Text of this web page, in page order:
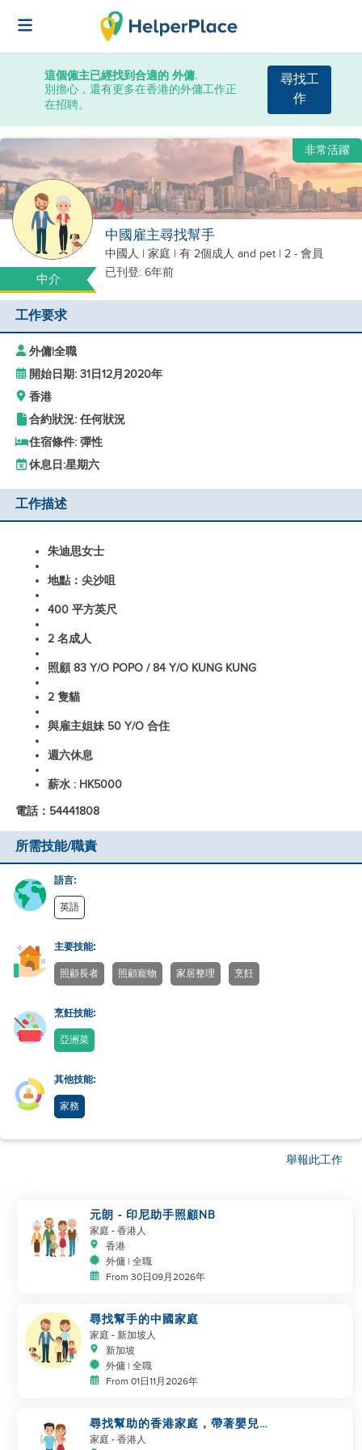
這個僱主已經找到合適的 外傭.
別擔心，還有更多在香港的外傭工作正
在招聘。
尋找工
作
中介
非常活躍
中國雇主尋找幫手
中國人 | 家庭 | 有 2個成人 and pet | 2 - 會員
已刊登: 6年前
工作要求
外傭|全職
開始日期: 31日12月2020年
香港
合約狀況: 任何狀況
住宿條件: 彈性
休息日:星期六
工作描述
朱迪思女士
地點：尖沙咀
400 平方英尺
2 名成人
照顧 83 Y/O POPO / 84 Y/O KUNG KUNG
2 隻貓
與雇主姐妹 50 Y/O 合住
週六休息
薪水 : HK5000
電話：54441808
所需技能/職責
語言:
英語
主要技能:
照顧長者 照顧寵物 家居整理 烹飪
烹飪技能:
亞洲菜
其他技能:
家務
舉報此工作
元朗 - 印尼助手照顧NB
家庭 - 香港人
香港
外傭 | 全職
From 30日09月2026年
尋找幫手的中國家庭
家庭 - 新加坡人
新加坡
外傭 | 全職
From 01日11月2026年
尋找幫助的香港家庭，帶著嬰兒和
寵物
家庭 - 香港人